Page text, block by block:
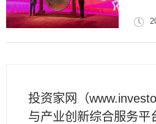
投资家网（
与产业创新综合服务平